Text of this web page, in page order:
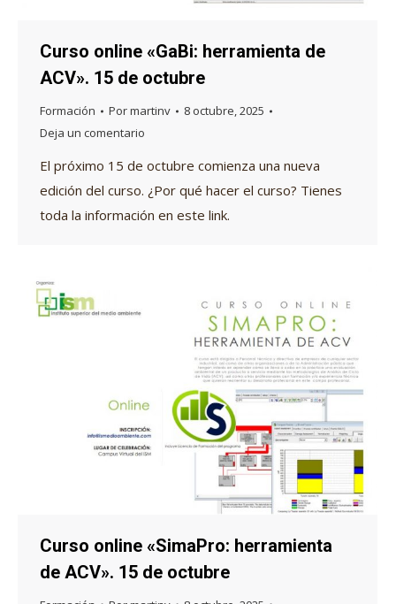
Curso online «GaBi: herramienta de
ACV». 15 de octubre
Formación Pormartinv
8 octubre, 2025
Deja un comentario
El próximo 15 de octubre comienza una nueva
edición del curso. ¿Por qué hacer el curso? Tienes
toda la información en este link.
Curso online «SimaPro: herramienta
de ACV». 15 de octubre